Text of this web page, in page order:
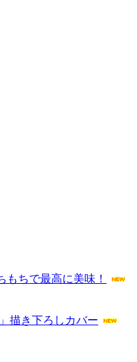
ちで最高に美味！
描き下ろしカバー